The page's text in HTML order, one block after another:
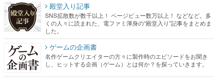
殿堂入り記事
SNS拡散数が数千以上！ ページビュー数万以上！ などなど。多
くの人々に読まれた、電ファミ渾身の“殿堂入り”記事をまとめま
した。
ゲームの企画書
名作ゲームクリエイターの方々に製作時のエピソードをお聞き
し、ヒットする企画（ゲーム）とは何か？を探っていきます。